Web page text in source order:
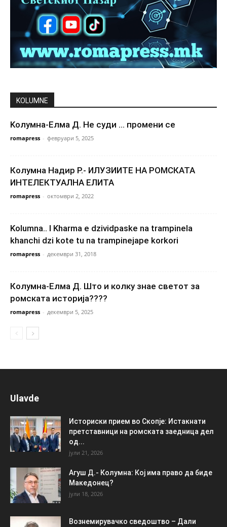
KOLUMNE
Kолумна-Елма Д. Не суди … промени се
romapress - февруари 5, 2025
Колумна Надир Р.- ИЛУЗИИТЕ НА РОМСКАТА
ИНТЕЛЕКТУАЛНА ЕЛИТА
romapress - октомври 2, 2022
Kolumna.. I Kharma e dzividpaske na trampinela
khanchi dzi kote tu na trampinejape korkori
romapress - декември 31, 2018
Колумна-Елма Д. Што и колку знае светот за
ромската историја????
romapress - декември 5, 2025
Ulavde
Историски прием во Скопје: Истакнати
претставници на ромската заедница дел
од...
јули 21, 2026
Агуш Д.- Колумна: Кој има право да биде
Македонец?
јули 18, 2026
Вознемирувачко сведоштво – Дали